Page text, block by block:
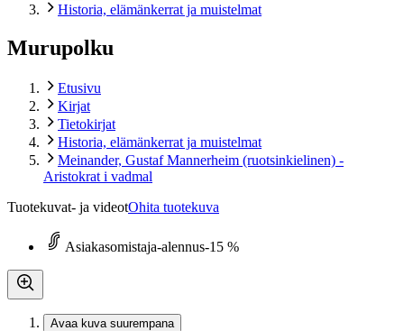
Historia, elämänkerrat ja muistelmat
Murupolku
Etusivu
Kirjat
Tietokirjat
Historia, elämänkerrat ja muistelmat
Meinander, Gustaf Mannerheim (ruotsinkielinen) -
Aristokrat i vadmal
Tuotekuvat- ja videotOhita tuotekuva
Asiakasomistaja-alennus-15 %
Avaa kuva suurempana